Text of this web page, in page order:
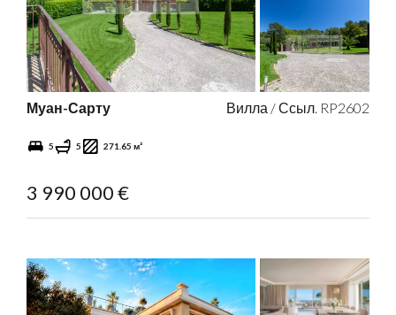
Муан-Сарту Вилла / Ссыл. RP2602
5 5 271.65 м²
3 990 000 €